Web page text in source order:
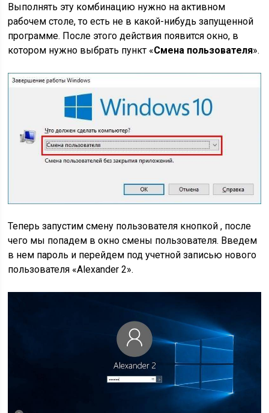
Выполнять эту комбинацию нужно на активном
рабочем столе, то есть не в какой-нибудь запущенной
программе. После этого действия появится окно, в
котором нужно выбрать пункт «Смена пользователя».
Теперь запустим смену пользователя кнопкой , после
чего мы попадем в окно смены пользователя. Введем
в нем пароль и перейдем под учетной записью нового
пользователя «Alexander 2».